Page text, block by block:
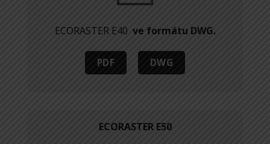
ECORASTER E40 ve formátu DWG.
PDF DWG
ECORASTER E50